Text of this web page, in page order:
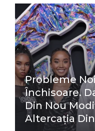
Probleme
Închisoare.
Din Nou
Altercația